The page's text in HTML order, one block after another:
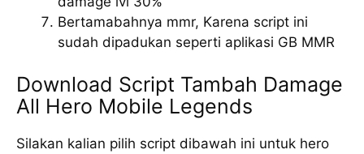
Bertamabahnya mmr, Karena script ini
sudah dipadukan seperti aplikasi GB MMR
Download Script Tambah Damage
All Hero Mobile Legends
Silakan kalian pilih script dibawah ini untuk hero